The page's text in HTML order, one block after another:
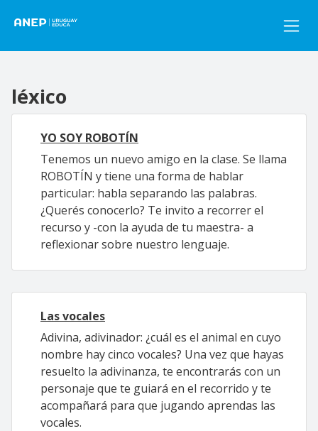
léxico
YO SOY ROBOTÍN
Tenemos un nuevo amigo en la clase. Se llama
ROBOTÍN y tiene una forma de hablar
particular: habla separando las palabras.
¿Querés conocerlo? Te invito a recorrer el
recurso y -con la ayuda de tu maestra- a
reflexionar sobre nuestro lenguaje.
Las vocales
Adivina, adivinador: ¿cuál es el animal en cuyo
nombre hay cinco vocales? Una vez que hayas
resuelto la adivinanza, te encontrarás con un
personaje que te guiará en el recorrido y te
acompañará para que jugando aprendas las
vocales.